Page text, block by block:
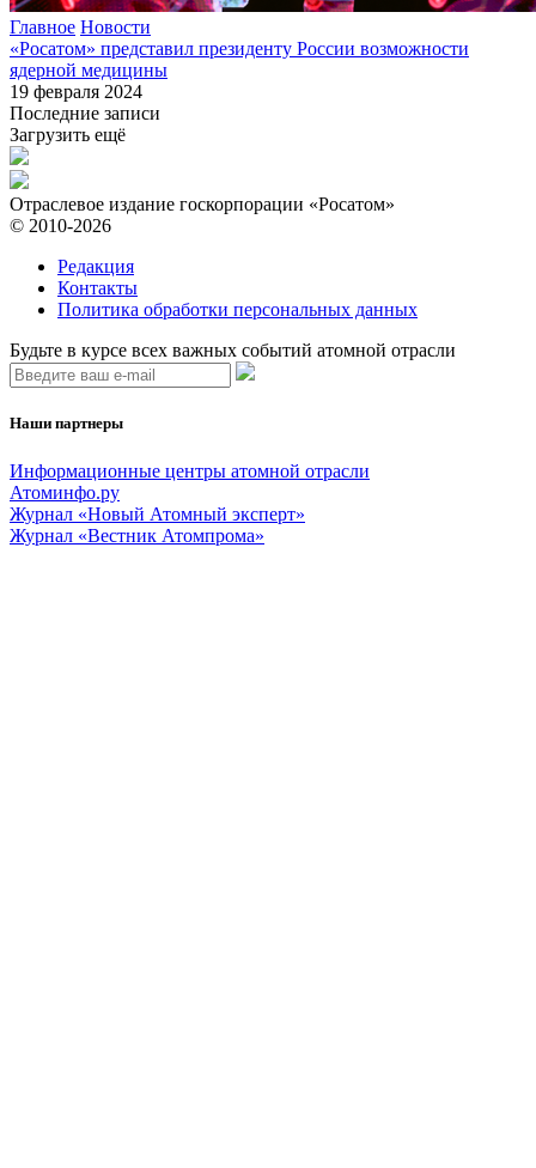
Главное Новости
«Росатом» представил президенту России возможности
ядерной медицины
19 февраля 2024
Последние записи
Загрузить ещё
Отраслевое издание госкорпорации «Росатом»
© 2010-2026
Редакция
Контакты
Политика обработки персональных данных
Будьте в курсе всех важных событий атомной отрасли
Наши партнеры
Информационные центры атомной отрасли
Атоминфо.ру
Журнал «Новый Атомный эксперт»
Журнал «Вестник Атомпрома»